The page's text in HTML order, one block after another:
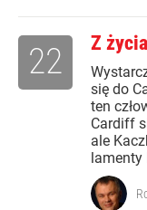
Z
się do
ten
Cardiff
ale
lamenty
22